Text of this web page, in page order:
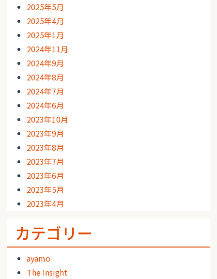
2025年5月
2025年4月
2025年1月
2024年11月
2024年9月
2024年8月
2024年7月
2024年6月
2023年10月
2023年9月
2023年8月
2023年7月
2023年6月
2023年5月
2023年4月
カテゴリー
ayamo
The Insight